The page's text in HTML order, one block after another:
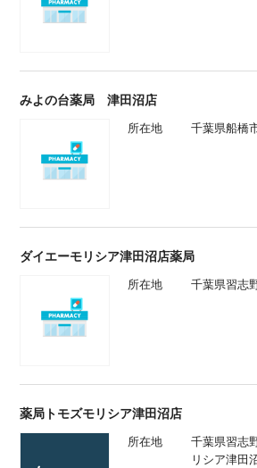
みよの台薬局 津田沼店
所在地 千葉県船橋
ダイエーモリシア津田沼店薬局
所在地 千葉県習志
薬局トモズモリシア津田沼店
所在地
千葉県習志
リシア津田